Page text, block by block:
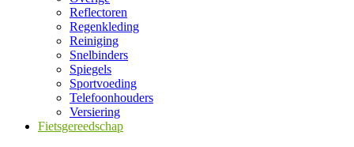
Reflectoren
Regenkleding
Reiniging
Snelbinders
Spiegels
Sportvoeding
Telefoonhouders
Versiering
Fietsgereedschap